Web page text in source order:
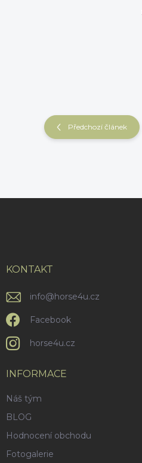
Předchozí článek
KONTAKT
info@horse4u.cz
Facebook
horse4u.cz
INFORMACE
Náš tým
BLOG
Hodnocení obchodu
Fotogalerie